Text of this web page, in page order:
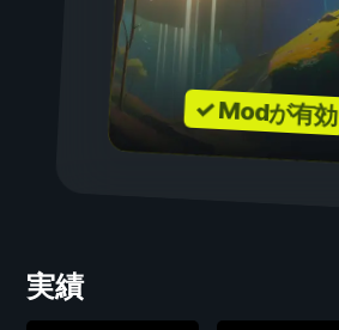
✓ Modが有効
実績